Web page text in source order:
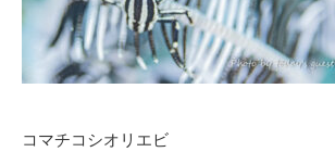
コマチコシオリエビ